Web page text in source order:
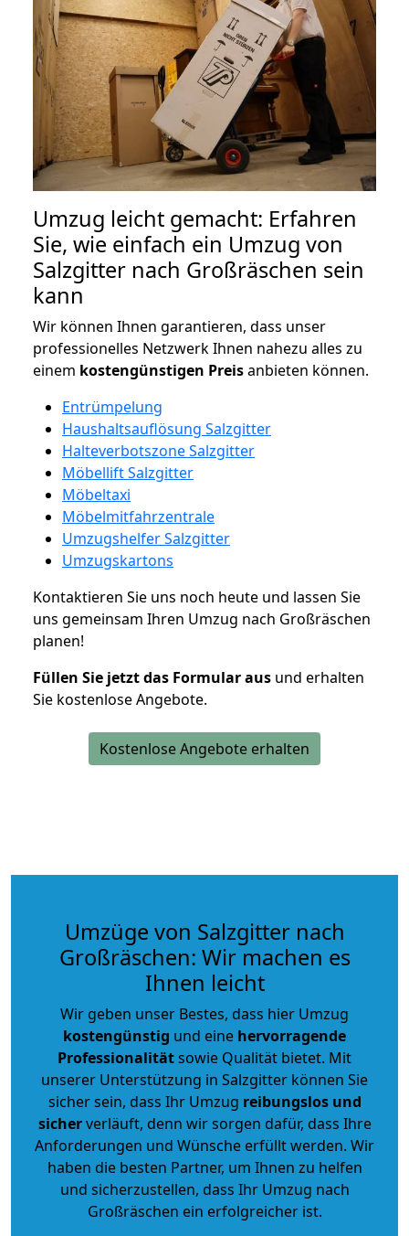
Umzug leicht gemacht: Erfahren
Sie, wie einfach ein Umzug von
Salzgitter nach Großräschen sein
kann
Wir können Ihnen garantieren, dass unser
professionelles Netzwerk Ihnen nahezu alles zu
einem kostengünstigen Preisanbieten können.
Entrümpelung
Haushaltsauflösung Salzgitter
Halteverbotszone Salzgitter
Möbellift Salzgitter
Möbeltaxi
Möbelmitfahrzentrale
Umzugshelfer Salzgitter
Umzugskartons
Kontaktieren Sie uns noch heute und lassen Sie
uns gemeinsam Ihren Umzug nach Großräschen
planen!
Füllen Sie jetzt das Formular aus und erhalten
Sie kostenlose Angebote.
Kostenlose Angebote erhalten
Umzüge von Salzgitter nach
Großräschen: Wir machen es
Ihnen leicht
Wir geben unser Bestes, dass hier Umzug
kostengünstig und eine hervorragende
Professionalitätsowie Qualität bietet. Mit
unserer Unterstützung in Salzgitter können Sie
sicher sein, dass Ihr Umzug reibungslos und
sicherverläuft, denn wir sorgen dafür, dass Ihre
Anforderungen und Wünsche erfüllt werden. Wir
haben die besten Partner, um Ihnen zu helfen
und sicherzustellen, dass Ihr Umzug nach
Großräschen ein erfolgreicher ist.